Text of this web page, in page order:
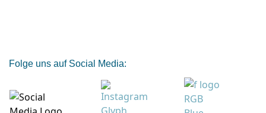
Folge uns auf Social Media: